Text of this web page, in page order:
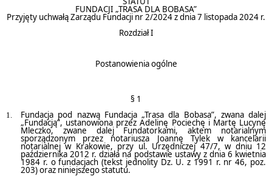
FUNDACJI „TRASA DLA BOBASA”
Przyjęty uchwałą Zarządu Fundacji nr 2/2024 z dnia 7 listopada 2024 r.
Rozdział I
Postanowienia ogólne
§ 1
Fundacja pod nazwą Fundacja „Trasa dla Bobasa”, zwana dalej
„Fundacją”, ustanowiona przez Adelinę Pociechę i Martę Lucynę
Mleczko, zwane dalej Fundatorkami, aktem notarialnym
sporządzonym przez notariusza Joannę Tylek w kancelarii
notarialnej w Krakowie, przy ul. Urzędniczej 47/7, w dniu 12
października 2012 r. działa na podstawie ustawy z dnia 6 kwietnia
1984 r. o fundacjach (tekst jednolity Dz. U. z 1991 r. nr 46, poz.
203) oraz niniejszego statutu.